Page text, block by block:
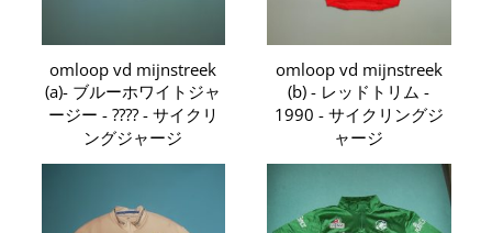
omloop vd mijnstreek
(a)- ブルーホワイトジャ
ージー - ???? - サイクリ
ングジャージ
omloop vd mijnstreek
(b) - レッドトリム -
1990 - サイクリングジ
ャージ